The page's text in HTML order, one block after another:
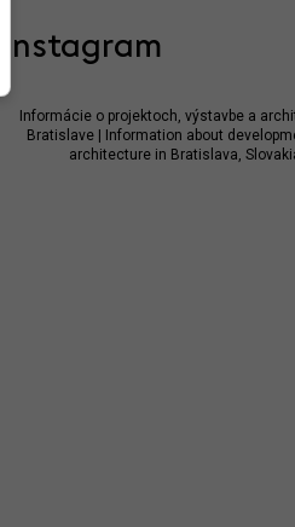
Instagram
Informácie o projektoch, výstavbe a
Bratislave | Information about
architecture in Bratislava,